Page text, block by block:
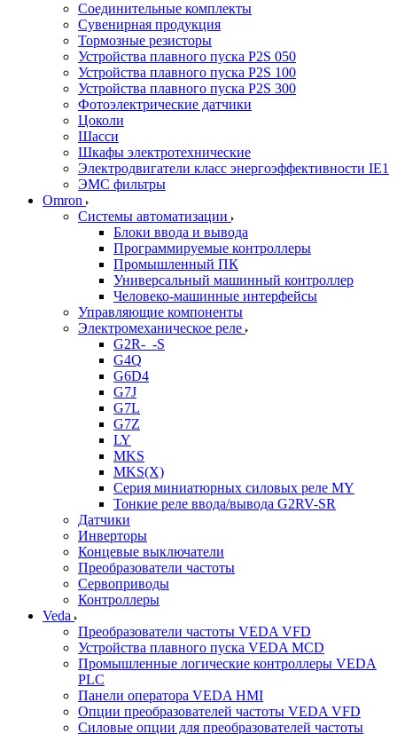
Соединительные комплекты
Сувенирная продукция
Тормозные резисторы
Устройства плавного пуска P2S 050
Устройства плавного пуска P2S 100
Устройства плавного пуска P2S 300
Фотоэлектрические датчики
Цоколи
Шасси
Шкафы электротехнические
Электродвигатели класс энергоэффективности IE1
ЭМС фильтры
Omron
Системы автоматизации
Блоки ввода и вывода
Программируемые контроллеры
Промышленный ПК
Универсальный машинный контроллер
Человеко-машинные интерфейсы
Управляющие компоненты
Электромеханическое реле
G2R-_-S
G4Q
G6D4
G7J
G7L
G7Z
LY
MKS
MKS(X)
Серия миниатюрных силовых реле MY
Тонкие реле ввода/вывода G2RV-SR
Датчики
Инверторы
Концевые выключатели
Преобразователи частоты
Сервоприводы
Контроллеры
Veda
Преобразователи частоты VEDA VFD
Устройства плавного пуска VEDA MCD
Промышленные логические контроллеры VEDA
PLC
Панели оператора VEDA HMI
Опции преобразователей частоты VEDA VFD
Силовые опции для преобразователей частоты